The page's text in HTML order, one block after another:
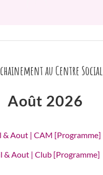
au Centre Social
Août 2026
& Aout | CAM [Programme]
& Aout | Club [Programme]